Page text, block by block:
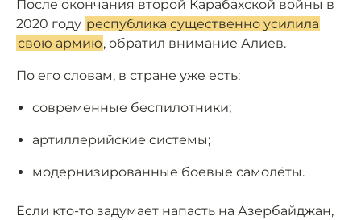
После окончания второй Карабахской войны в
2020 году республика существенно усилила
свою армию, обратил внимание Алиев.
По его словам, в стране уже есть:
современные беспилотники;
артиллерийские системы;
модернизированные боевые самолёты.
Если кто-то задумает напасть на Азербайджан,